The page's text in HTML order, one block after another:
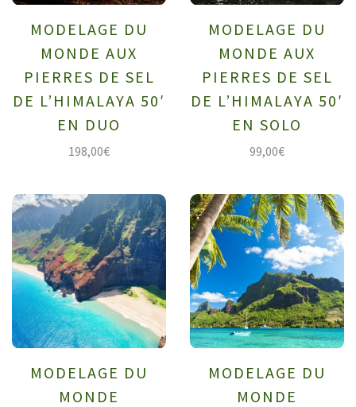
MODELAGE DU
MONDE AUX
PIERRES DE SEL
DE L’HIMALAYA 50′
EN DUO
198,00€
MODELAGE DU
MONDE AUX
PIERRES DE SEL
DE L’HIMALAYA 50′
EN SOLO
99,00€
MODELAGE DU
MONDE
MODELAGE DU
MONDE